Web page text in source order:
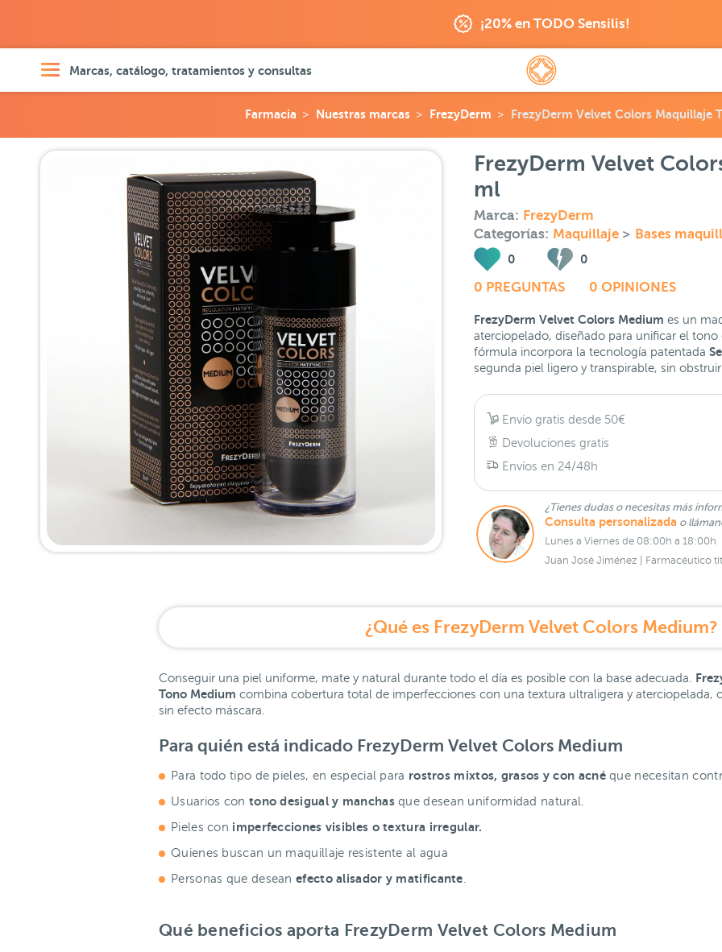
¡20% en TODO Sensilis!
Marcas, catálogo, tratamientos y consultas
Farmacia Nuestras marcas FrezyDerm FrezyDerm Velvet Colors Maquillaje
FrezyDerm Velvet
ml
Marca: FrezyDerm
Categorías: Maquillaje > Bases
0 0
0 PREGUNTAS 0 OPINIONES
FrezyDerm Velvet Colors Medium es un
aterciopelado, diseñado para unificar el
fórmula incorpora la tecnología patentada
segunda piel ligero y transpirable, sin
Envío gratis desde 50€
Devoluciones gratis
Envíos en 24/48h
¿Tienes dudas o necesitas más
Consulta personalizada o
Lunes a Viernes de 08:00h a 18:00h
Juan José Jiménez | Farmacéutico
¿Qué es FrezyDerm Velvet Colors Medium?
Conseguir una piel uniforme, mate y natural durante todo el día es posible con la base adecuada.
Tono Medium combina cobertura total de imperfecciones con una textura ultraligera y aterciopelada,
sin efecto máscara.
Para quién está indicado FrezyDerm Velvet Colors Medium
Para todo tipo de pieles, en especial para rostros mixtos, grasos y con acnéque necesitan
Usuarios con tono desigual y manchasque desean uniformidad natural.
Pieles con imperfecciones visibles o textura irregular.
Quienes buscan un maquillaje resistente al agua
Personas que desean efecto alisador y matificante
Qué beneficios aporta FrezyDerm Velvet Colors Medium